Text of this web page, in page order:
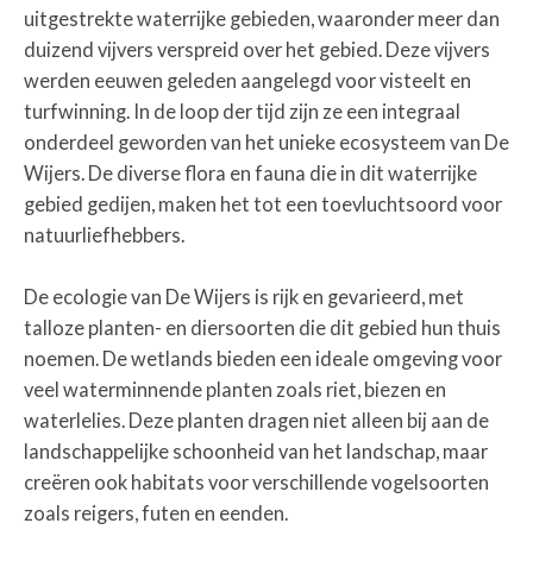
uitgestrekte waterrijke gebieden, waaronder meer dan
duizend vijvers verspreid over het gebied. Deze vijvers
werden eeuwen geleden aangelegd voor visteelt en
turfwinning. In de loop der tijd zijn ze een integraal
onderdeel geworden van het unieke ecosysteem van De
Wijers. De diverse flora en fauna die in dit waterrijke
gebied gedijen, maken het tot een toevluchtsoord voor
natuurliefhebbers.
De ecologie van De Wijers is rijk en gevarieerd, met
talloze planten- en diersoorten die dit gebied hun thuis
noemen. De wetlands bieden een ideale omgeving voor
veel waterminnende planten zoals riet, biezen en
waterlelies. Deze planten dragen niet alleen bij aan de
landschappelijke schoonheid van het landschap, maar
creëren ook habitats voor verschillende vogelsoorten
zoals reigers, futen en eenden.